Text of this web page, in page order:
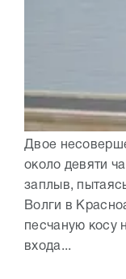
Двое
около девяти
заплыв,
Волги в
песчаную косу
входа...